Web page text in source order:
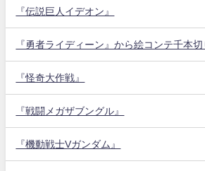
『伝説巨人イデオン』
『勇者ライディーン』から絵コンテ千本切
『怪奇大作戦』
『戦闘メガザブングル』
『機動戦士Vガンダム』